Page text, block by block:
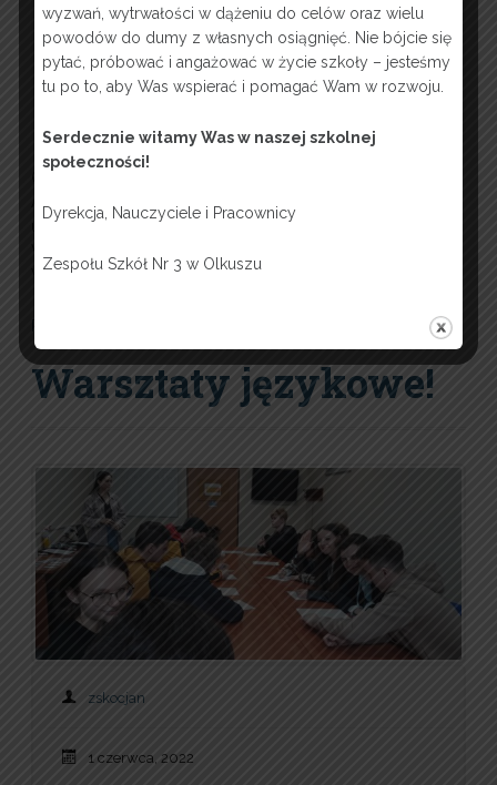
Warsztaty & Kursy, Wolontariat Wyjazdy
udział w szkoleniu z projektu Szkoła Liderów.
Węgierskiej Górce gdzie mieli szereg warsztatów.
Warsztaty językowe!
zskocjan
1 czerwca, 2022
wyzwań, wytrwałości w dążeniu do celów oraz wielu
powodów do dumy z własnych osiągnięć. Nie bójcie się
pytać, próbować i angażować w życie szkoły – jesteśmy
tu po to, aby Was wspierać i pomagać Wam w rozwoju.
Serdecznie witamy Was w naszej szkolnej
społeczności!
Dyrekcja, Nauczyciele i Pracownicy
Zespołu Szkół Nr 3 w Olkuszu